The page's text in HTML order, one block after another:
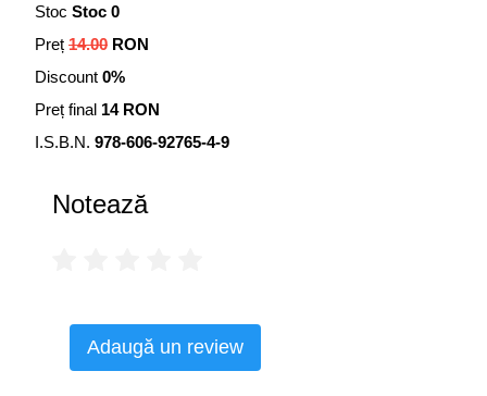
pierdut în negura istoriei, și vizibil astăzi departe de
Bosfor, de Constantinopol, tocmai la Veneția, prin
arhitectura sa și prin comorile sale spirituale nepieritoare
Stoc Stoc 0
Preț 14.00 RON
Discount 0%
Preț final 14 RON
I.S.B.N. 978-606-92765-4-9
Notează
Adaugă un review